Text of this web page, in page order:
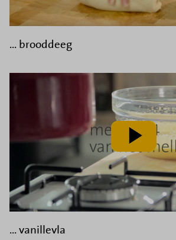
... brooddeeg
video
af
... vanillevla